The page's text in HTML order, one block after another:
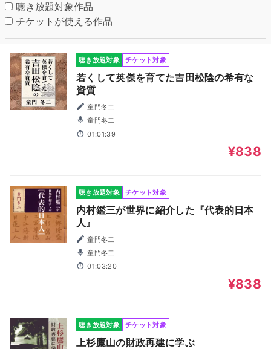
聴き放題対象作品
チケットが使える作品
聴き放題対象 チケット対象
若くして英傑を育てた吉田松陰の希有な
資質
童門冬二
童門冬二
01:01:39
¥838
聴き放題対象 チケット対象
内村鑑三が世界に紹介した『代表的日本
人』
童門冬二
童門冬二
01:03:20
¥838
聴き放題対象 チケット対象
上杉鷹山の財政再建に学ぶ